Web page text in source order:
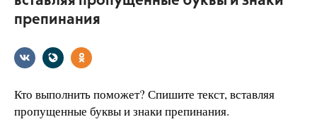
препинания
Кто выполнить поможет? Спишите текст, вставляя
пропущенные буквы и знаки препинания.